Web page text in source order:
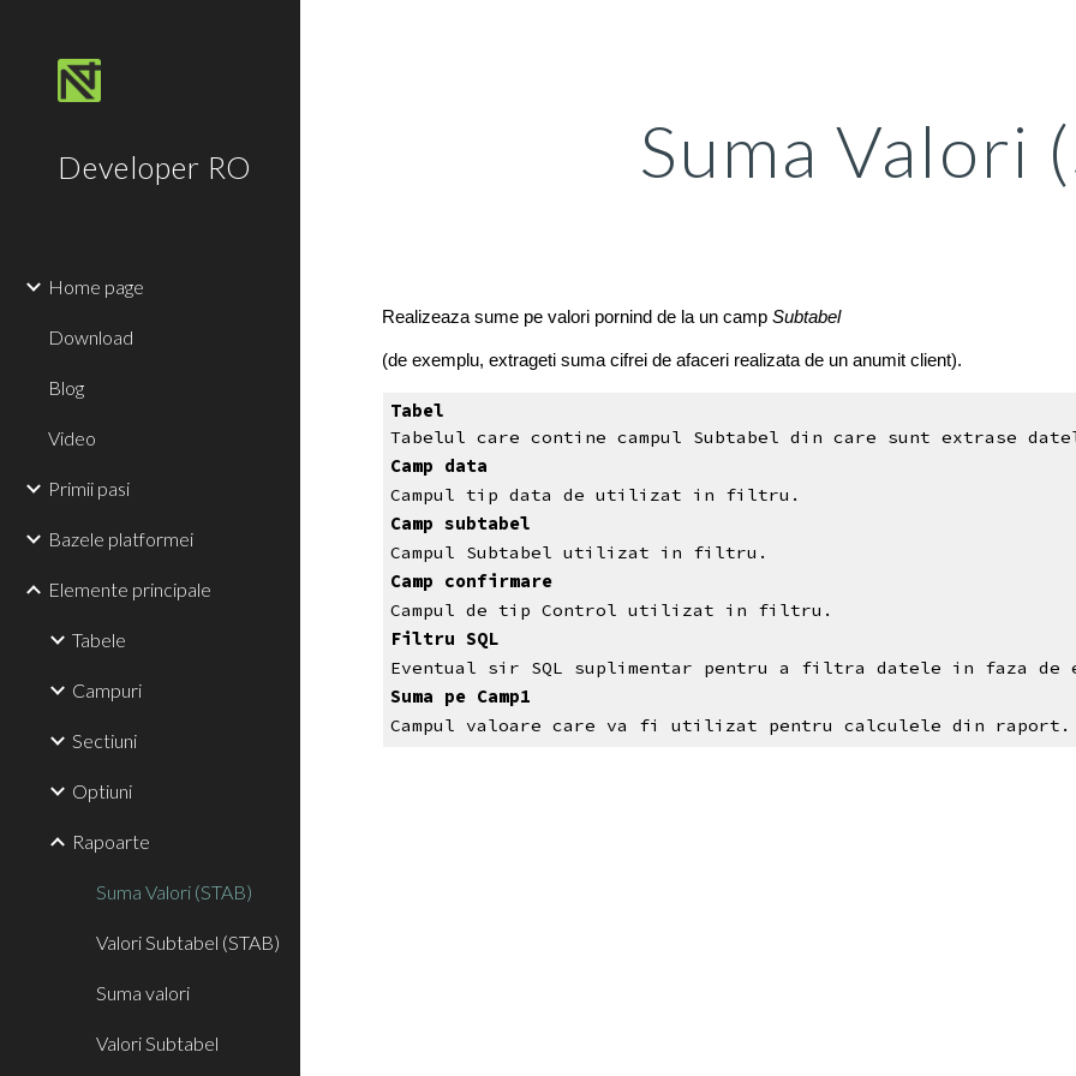
Developer RO
Home page
Download
Blog
Video
Primii pasi
Bazele platformei
Elemente principale
Tabele
Campuri
Sectiuni
Optiuni
Rapoarte
Suma Valori (STAB)
Valori Subtabel (STAB)
Suma valori
Valori Subtabel
Suma Valori
Realizeaza sume pe valori pornind de la un campSubtabel
(de exemplu, extrageti suma cifrei de afaceri realizata de un anumit client).
Tabel
Tabelul care contine campul Subtabel din care sunt extrase
Camp data
Campul tip data de utilizat in filtru.
Camp subtabel
Campul Subtabel utilizat in filtru.
Camp confirmare
Campul de tip Control utilizat in filtru.
Filtru SQL
Eventual sir SQL suplimentar pentru a filtra datele in faza de
Suma pe Camp1
Campul valoare care va fi utilizat pentru calculele din raport.